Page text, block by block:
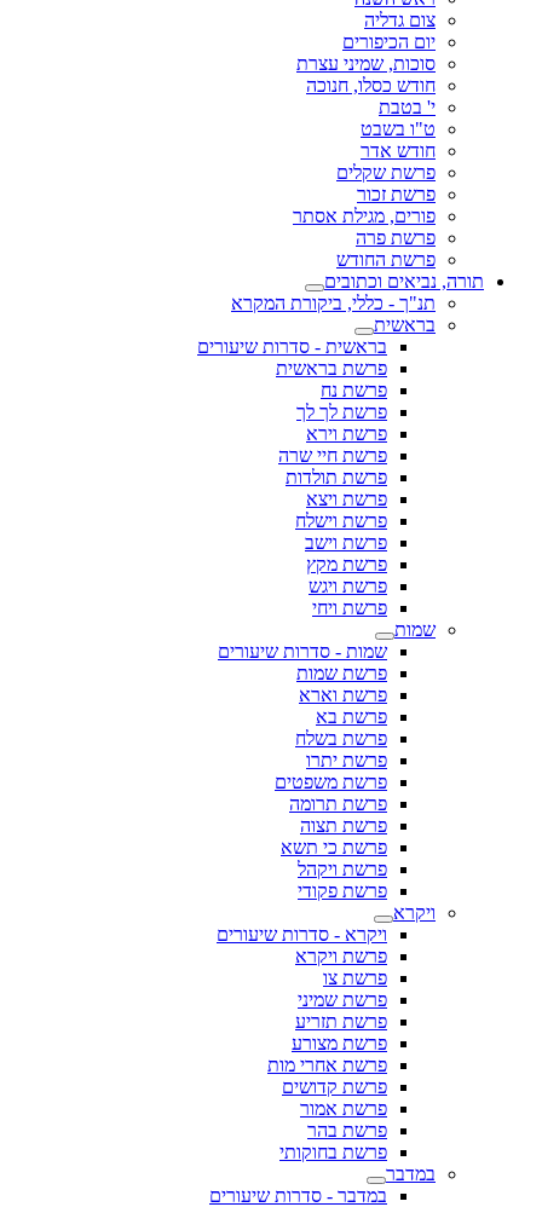
צום גדליה
יום הכיפורים
סוכות, שמיני עצרת
חודש כסלו, חנוכה
י' בטבת
ט"ו בשבט
חודש אדר
פרשת שקלים
פרשת זכור
פורים, מגילת אסתר
פרשת פרה
פרשת החודש
תורה, נביאים וכתובים
תנ"ך - כללי, ביקורת המקרא
בראשית
בראשית - סדרות שיעורים
פרשת בראשית
פרשת נח
פרשת לך לך
פרשת וירא
פרשת חיי שרה
פרשת תולדות
פרשת ויצא
פרשת וישלח
פרשת וישב
פרשת מקץ
פרשת ויגש
פרשת ויחי
שמות
שמות - סדרות שיעורים
פרשת שמות
פרשת וארא
פרשת בא
פרשת בשלח
פרשת יתרו
פרשת משפטים
פרשת תרומה
פרשת תצוה
פרשת כי תשא
פרשת ויקהל
פרשת פקודי
ויקרא
ויקרא - סדרות שיעורים
פרשת ויקרא
פרשת צו
פרשת שמיני
פרשת תזריע
פרשת מצורע
פרשת אחרי מות
פרשת קדושים
פרשת אמור
פרשת בהר
פרשת בחוקותי
במדבר
במדבר - סדרות שיעורים